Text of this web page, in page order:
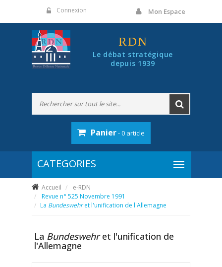
Connexion Mon Espace
RDN
Le débat stratégique
depuis 1939
Panier- 0 article
Accueil
e-RDN
Revue n° 525 Novembre 1991
La Bundeswehret l'unification de l'Allemagne
La Bundeswehret l'unification de
l'Allemagne